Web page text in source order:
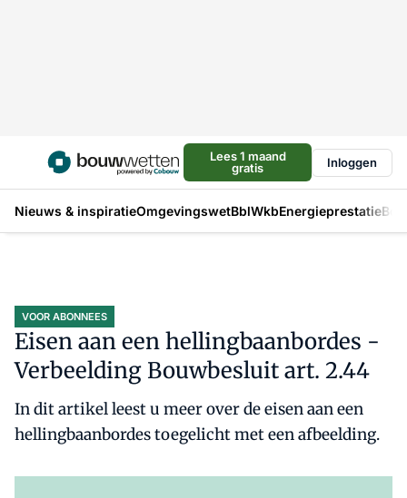
Lees 1 maand
gratis
Inloggen
Nieuws & inspiratieOmgevingswetBblWkbEnergieprestatie
VOOR ABONNEES
Eisen aan een hellingbaanbordes -
Verbeelding Bouwbesluit art. 2.44
In dit artikel leest u meer over de eisen aan een
hellingbaanbordes toegelicht met een afbeelding.